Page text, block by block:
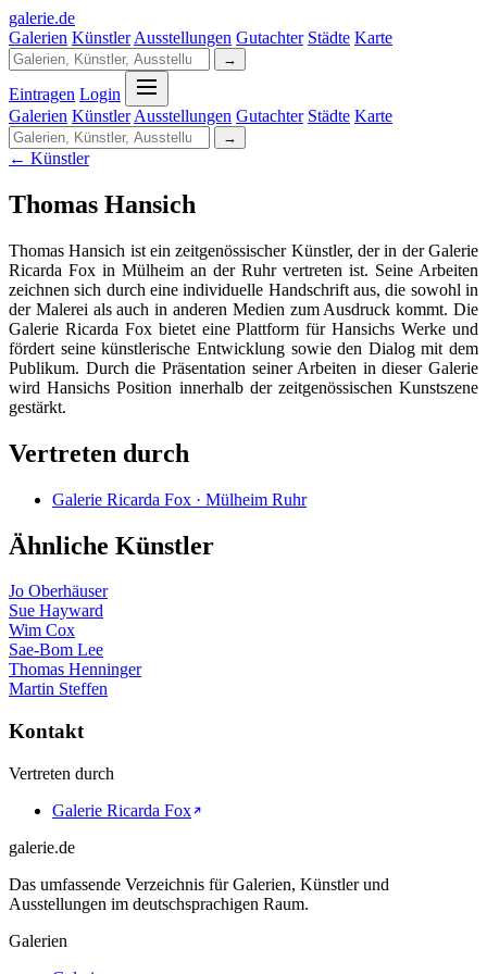
galerie.de
Galerien Künstler Ausstellungen Gutachter Städte Karte
→
Eintragen Login
Galerien Künstler Ausstellungen Gutachter Städte Karte
→
← Künstler
Thomas Hansich
Thomas Hansich ist ein zeitgenössischer Künstler, der in der Galerie
Ricarda Fox in Mülheim an der Ruhr vertreten ist. Seine Arbeiten
zeichnen sich durch eine individuelle Handschrift aus, die sowohl in
der Malerei als auch in anderen Medien zum Ausdruck kommt. Die
Galerie Ricarda Fox bietet eine Plattform für Hansichs Werke und
fördert seine künstlerische Entwicklung sowie den Dialog mit dem
Publikum. Durch die Präsentation seiner Arbeiten in dieser Galerie
wird Hansichs Position innerhalb der zeitgenössischen Kunstszene
gestärkt.
Vertreten durch
Galerie Ricarda Fox · Mülheim Ruhr
Ähnliche Künstler
Jo Oberhäuser
Sue Hayward
Wim Cox
Sae-Bom Lee
Thomas Henninger
Martin Steffen
Kontakt
Vertreten durch
Galerie Ricarda Fox
galerie.de
Das umfassende Verzeichnis für Galerien, Künstler und
Ausstellungen im deutschsprachigen Raum.
Galerien